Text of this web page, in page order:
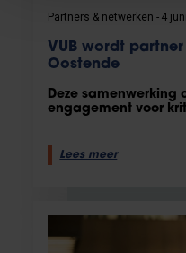
Partners & netwerken 4
VUB wordt
Oostende
Deze samenwerking
engagement voor
Lees meer